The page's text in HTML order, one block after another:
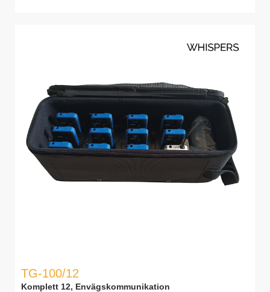
TG-100/12
Komplett 12, Envägskommunikation